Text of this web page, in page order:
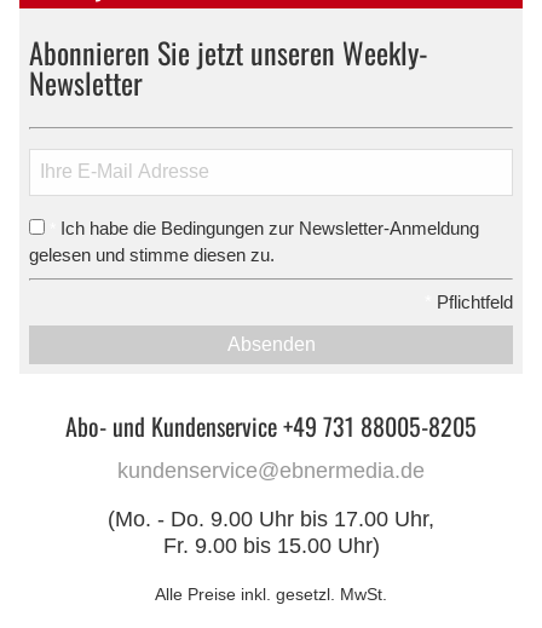
Abonnieren Sie jetzt unseren Weekly-
Newsletter
Ich habe die Bedingungen zur Newsletter-Anmeldung
gelesen und stimme diesen zu.
Pflichtfeld
Absenden
Abo- und Kundenservice +49 731 88005-8205
kundenservice@ebnermedia.de
(Mo. - Do. 9.00 Uhr bis 17.00 Uhr,
Fr. 9.00 bis 15.00 Uhr)
Alle Preise inkl. gesetzl. MwSt.